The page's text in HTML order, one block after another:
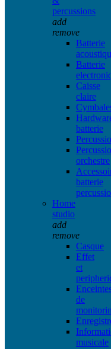
percussions
add
remove
Batterie
Batterie
Caisse
claire
batterie
orchestre
batterie
Home
studio
add
remove
Casque
Effet
et
de
musicale